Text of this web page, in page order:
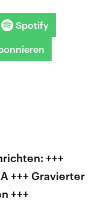
Spotify
+++
+++ Gravierter
+++